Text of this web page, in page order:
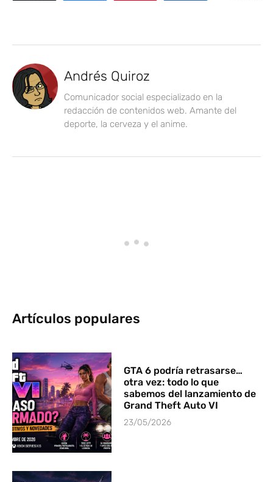
Andrés Quiroz
Comunicador social especializado en la
redacción de contenidos web. Amante del
deporte, la cerveza y el anime.
Artículos populares
GTA 6 podría retrasarse…
otra vez: todo lo que
sabemos del lanzamiento de
Grand Theft Auto VI
23/05/2026